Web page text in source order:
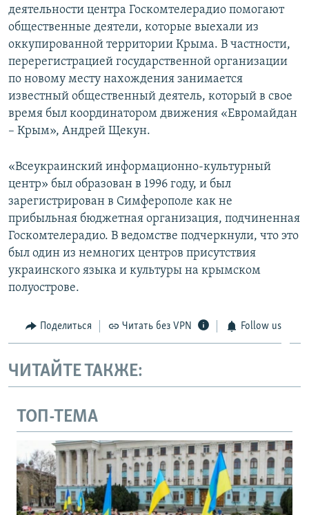
деятельности центра Госкомтелерадио помогают
общественные деятели, которые выехали из
оккупированной территории Крыма. В частности,
перерегистрацией государственной организации
по новому месту нахождения занимается
известный общественный деятель, который в свое
время был координатором движения «Евромайдан
– Крым», Андрей Щекун.
«Всеукраинский информационно-культурный
центр» был образован в 1996 году, и был
зарегистрирован в Симферополе как не
прибыльная бюджетная организация, подчиненная
Госкомтелерадио. В ведомстве подчеркнули, что это
был один из немногих центров присутствия
украинского языка и культуры на крымском
полуострове.
Поделиться Читать без VPN Follow us
ЧИТАЙТЕ ТАКЖЕ:
ТОП-ТЕМА